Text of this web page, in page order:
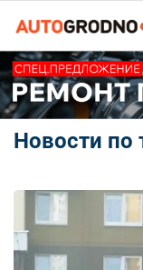
Новости по